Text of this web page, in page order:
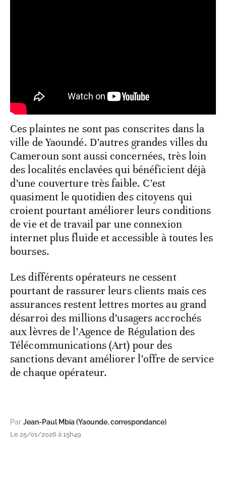
Ces plaintes ne sont pas conscrites dans la
ville de Yaoundé. D’autres grandes villes du
Cameroun sont aussi concernées, très loin
des localités enclavées qui bénéficient déjà
d’une couverture très faible. C’est
quasiment le quotidien des citoyens qui
croient pourtant améliorer leurs conditions
de vie et de travail par une connexion
internet plus fluide et accessible à toutes les
bourses.
Les différents opérateurs ne cessent
pourtant de rassurer leurs clients mais ces
assurances restent lettres mortes au grand
désarroi des millions d’usagers accrochés
aux lèvres de l’Agence de Régulation des
Télécommunications (Art) pour des
sanctions devant améliorer l’offre de service
de chaque opérateur.
Par Jean-Paul Mbia (Yaounde, correspondance)
Le 25/01/2026 à 15h49